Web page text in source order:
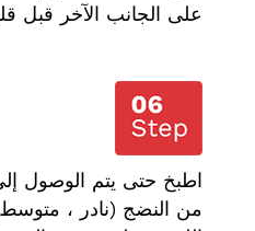
على الجانب الآخر قبل
اطبخ حتى يتم الوصول
من النضج (نادر ،